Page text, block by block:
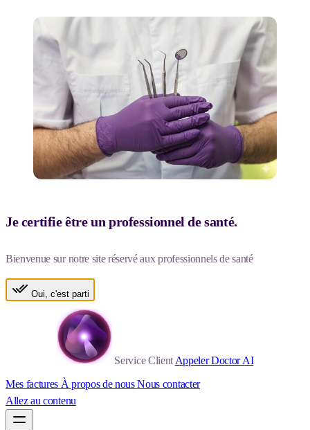
Je certifie être un professionnel de santé.
Bienvenue sur notre site réservé aux professionnels de santé
Oui, c'est parti
Service Client Appeler Doctor AI
Mes factures À propos de nousNous contacter
Allez au contenu